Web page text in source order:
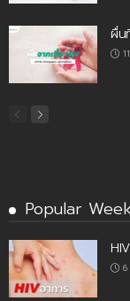
ผื่น
Popular